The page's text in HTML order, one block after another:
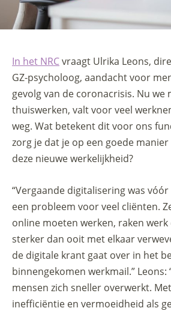
In het NRCvraagt Ulrika Leons,
GZ-psycholoog, aandacht voor
gevolg van de coronacrisis. Nu we
thuiswerken, valt voor veel
weg. Wat betekent dit voor ons
zorg je dat je op een goede
deze nieuwe werkelijkheid?
“Vergaande digitalisering was
een probleem voor veel cliënten.
online moeten werken, raken
sterker dan ooit met elkaar
de digitale krant gaat over in het
binnengekomen werkmail.”
mensen zich sneller overwerkt.
inefficiëntie en vermoeidheid als